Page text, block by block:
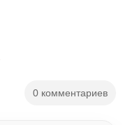
0 комментариев